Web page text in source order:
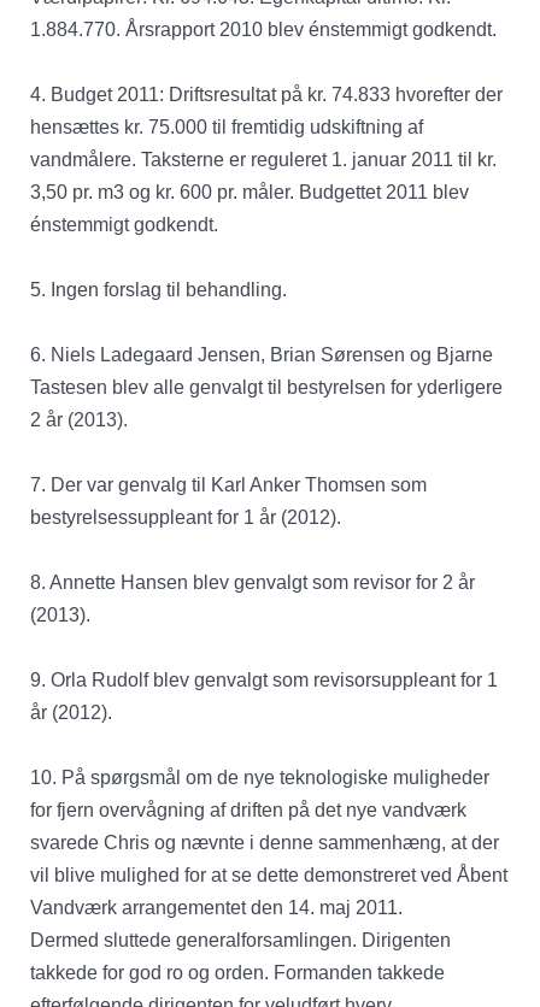
1.884.770. Årsrapport 2010 blev énstemmigt godkendt.
4. Budget 2011: Driftsresultat på kr. 74.833 hvorefter der
hensættes kr. 75.000 til fremtidig udskiftning af
vandmålere. Taksterne er reguleret 1. januar 2011 til kr.
3,50 pr. m3 og kr. 600 pr. måler. Budgettet 2011 blev
énstemmigt godkendt.
5. Ingen forslag til behandling.
6. Niels Ladegaard Jensen, Brian Sørensen og Bjarne
Tastesen blev alle genvalgt til bestyrelsen for yderligere
2 år (2013).
7. Der var genvalg til Karl Anker Thomsen som
bestyrelsessuppleant for 1 år (2012).
8. Annette Hansen blev genvalgt som revisor for 2 år
(2013).
9. Orla Rudolf blev genvalgt som revisorsuppleant for 1
år (2012).
10. På spørgsmål om de nye teknologiske muligheder
for fjern overvågning af driften på det nye vandværk
svarede Chris og nævnte i denne sammenhæng, at der
vil blive mulighed for at se dette demonstreret ved Åbent
Vandværk arrangementet den 14. maj 2011.
Dermed sluttede generalforsamlingen. Dirigenten
takkede for god ro og orden. Formanden takkede